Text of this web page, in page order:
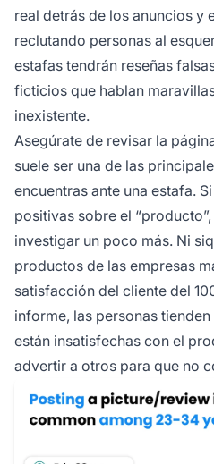
real detrás de los anuncios y
reclutando personas al
estafas tendrán reseñas
ficticios que hablan
inexistente.
Asegúrate de revisar la
suele ser una de las
encuentras ante una estafa.
positivas sobre el
investigar un poco más. Ni
productos de las empresas
satisfacción del cliente del
informe, las personas
están insatisfechas con el
advertir a otros para que no